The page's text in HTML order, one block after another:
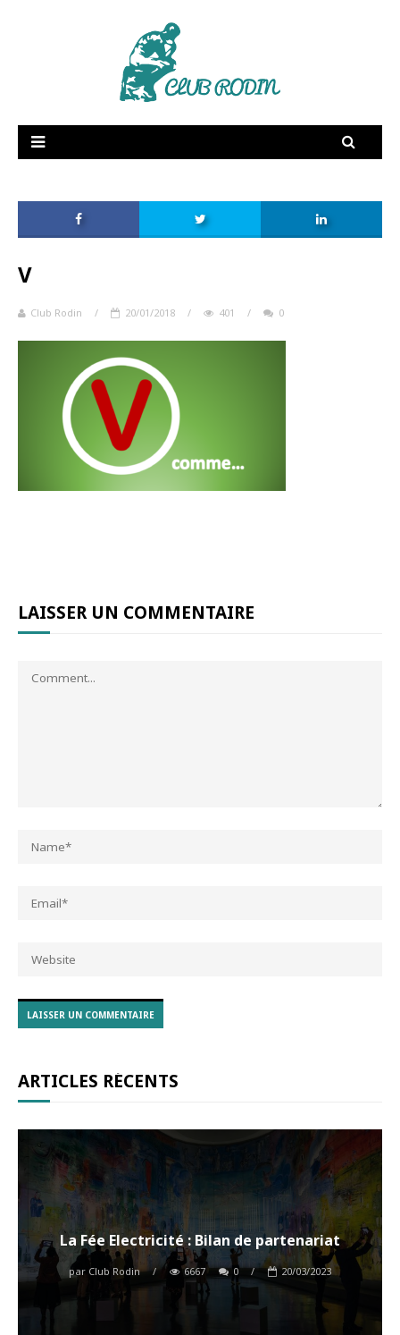
Supply Chain
Dictionnaire amoureux
Vidéos
Membres
V
Club Rodin / 20/01/2018 / 401 / 0
LAISSER UN COMMENTAIRE
ARTICLES RÉCENTS
La Fée Electricité : Bilan de partenariat
par Club Rodin / 6667 0 / 20/03/2023